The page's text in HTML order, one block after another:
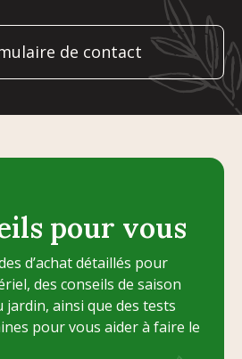
de contact
pour vous
d’achat détaillés pour
des conseils de saison
jardin, ainsi que des tests
pour vous aider à faire le